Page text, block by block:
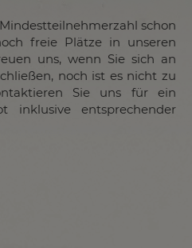
schon
freie Plätze in unseren
uns, wenn Sie sich an
noch ist es nicht zu
Sie uns für ein
inklusive entsprechender